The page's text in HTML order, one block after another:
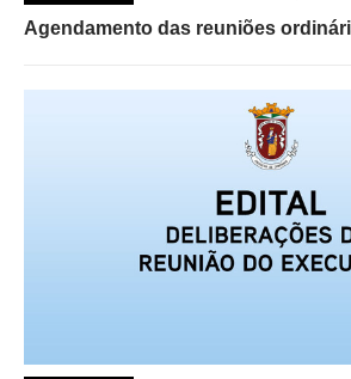
Agendamento das reuniões